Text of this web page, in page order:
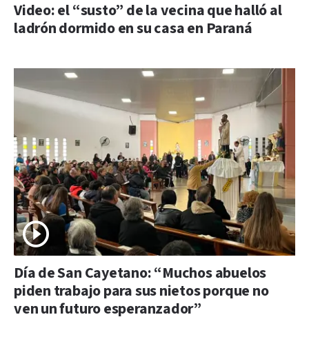
Video: el “susto” de la vecina que halló al
ladrón dormido en su casa en Paraná
Día de San Cayetano: “Muchos abuelos
piden trabajo para sus nietos porque no
ven un futuro esperanzador”